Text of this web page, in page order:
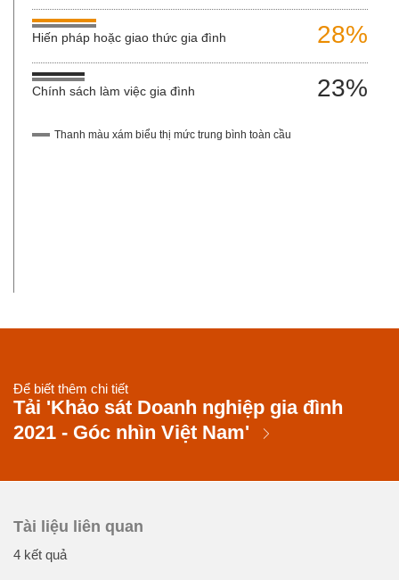
28%
Hiến pháp hoặc giao thức gia đình
23%
Chính sách làm việc gia đình
Thanh màu xám biểu thị mức trung bình toàn cầu
Để biết thêm chi tiết
Tải 'Khảo sát Doanh nghiệp gia đình
2021 - Góc nhìn Việt Nam'
Tài liệu liên quan
4 kết quả